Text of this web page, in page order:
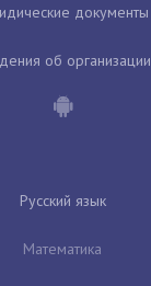
документы
об организации
Русский язык
Математика